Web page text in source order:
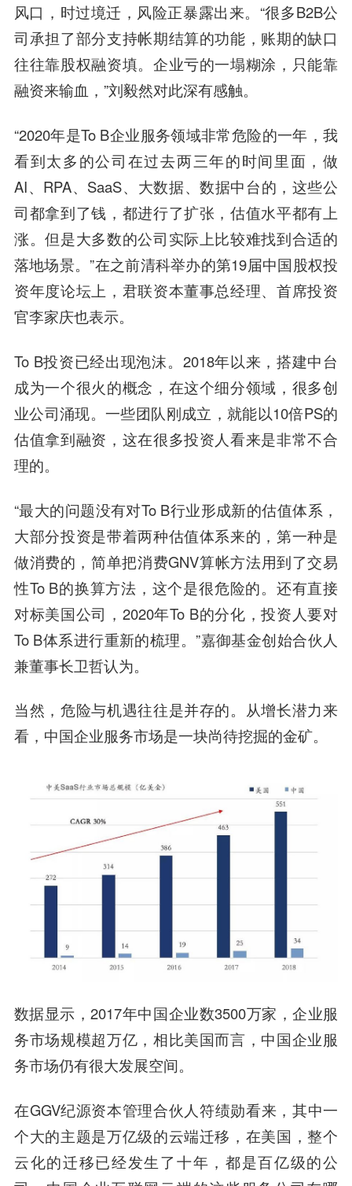
风口，时过境迁，风险正暴露出来。“很多B2B公
司承担了部分支持帐期结算的功能，账期的缺口
往往靠股权融资填。企业亏的一塌糊涂，只能靠
融资来输血，”刘毅然对此深有感触。
“2020年是To B企业服务领域非常危险的一年，我
看到太多的公司在过去两三年的时间里面，做
AI、RPA、SaaS、大数据、数据中台的，这些公
司都拿到了钱，都进行了扩张，估值水平都有上
涨。但是大多数的公司实际上比较难找到合适的
落地场景。”在之前清科举办的第19届中国股权投
资年度论坛上， 君联资本董事总经理、首席投资
官李家庆也表示。
To B投资已经出现泡沫。2018年以来，搭建中台
成为一个很火的概念，在这个细分领域，很多创
业公司涌现。一些团队刚成立，就能以10倍PS的
估值拿到融资，这在很多投资人看来是非常不合
理的。
“最大的问题没有对To B行业形成新的估值体系，
大部分投资是带着两种估值体系来的，第一种是
做消费的，简单把消费GNV算帐方法用到了交易
性To B的换算方法，这个是很危险的。还有直接
对标美国公司，2020年To B的分化，投资人要对
To B体系进行重新的梳理。”嘉御基金创始合伙人
兼董事长卫哲认为。
当然，危险与机遇往往是并存的。从增长潜力来
看，中国企业服务市场是一块尚待挖掘的金矿。
数据显示，2017年中国企业数3500万家，企业服
务市场规模超万亿，相比美国而言，中国企业服
务市场仍有很大发展空间。
在GGV纪源资本管理合伙人符绩勋看来，其中一
个大的主题是万亿级的云端迁移，在美国，整个
云化的迁移已经发生了十年，都是百亿级的公